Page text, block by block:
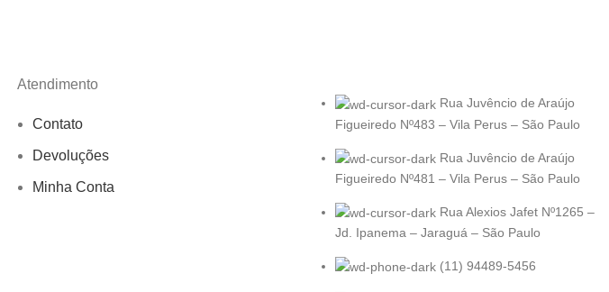
Atendimento
Contato
Devoluções
Minha Conta
Rua Juvêncio de Araújo
Figueiredo Nº483 – Vila Perus – São Paulo
Rua Juvêncio de Araújo
Figueiredo Nº481 – Vila Perus – São Paulo
Rua Alexios Jafet Nº1265 –
Jd. Ipanema – Jaraguá – São Paulo
(11) 94489-5456